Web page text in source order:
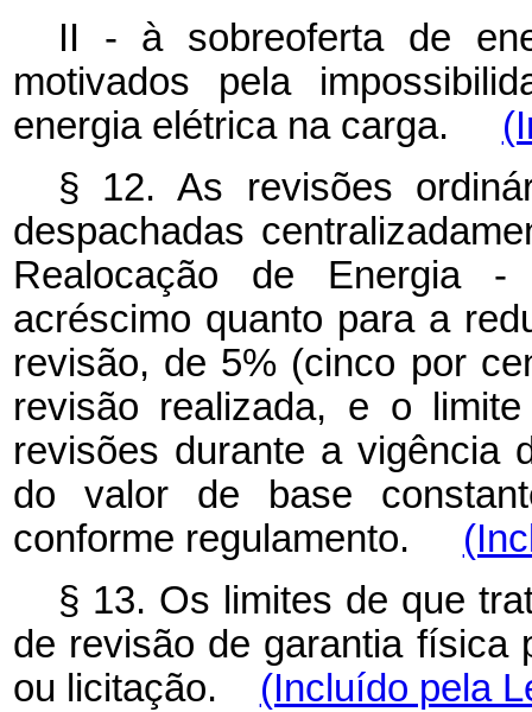
II - à sobreoferta de
motivados pela
energia elétrica na carga.
§ 12. As revisões
despachadas
Realocação de Energia
acréscimo quanto para a
revisão, de 5% (cinco por
revisão realizada, e o
revisões durante a vigência
do valor de base
conforme regulamento.
§ 13. Os limites de que
de revisão de garantia física
ou licitação. (Incluído pela